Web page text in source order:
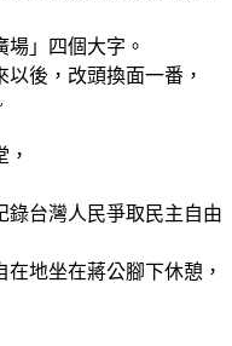
」四個大字。
後，改頭換面一番，
錄台灣人民爭取民主自由
地坐在蔣公腳下休憩，